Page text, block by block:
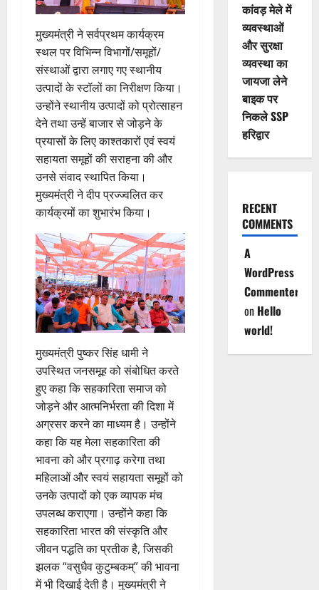
मुख्यमंत्री ने सर्वप्रथम कार्यक्रम
स्थल पर विभिन्न विभागों/समूहों/
संस्थाओं द्वारा लगाए गए स्थानीय
उत्पादों के स्टॉलों का निरीक्षण किया।
उन्होंने स्थानीय उत्पादों को प्रोत्साहन
देने तथा उन्हें बाजार से जोड़ने के
प्रयासों के लिए काश्तकारों एवं स्वयं
सहायता समूहों की सराहना की और
उनसे संवाद स्थापित किया।
मुख्यमंत्री ने दीप प्रज्ज्वलित कर
कार्यक्रमों का शुभारंभ किया।
मुख्यमंत्री पुष्कर सिंह धामी ने
उपस्थित जनसमूह को संबोधित करते
हुए कहा कि सहकारिता समाज को
जोड़ने और आत्मनिर्भरता की दिशा में
अग्रसर करने का माध्यम है। उन्होंने
कहा कि यह मेला सहकारिता की
भावना को और प्रगाढ़ करेगा तथा
महिलाओं और स्वयं सहायता समूहों को
उनके उत्पादों को एक व्यापक मंच
उपलब्ध कराएगा। उन्होंने कहा कि
सहकारिता भारत की संस्कृति और
जीवन पद्धति का प्रतीक है, जिसकी
झलक “वसुधैव कुटुम्बकम्” की भावना
में भी दिखाई देती है। मुख्यमंत्री ने
कांवड़ मेले में
व्यवस्थाओं
और सुरक्षा
व्यवस्था का
जायजा लेने
बाइक पर
निकले SSP
हरिद्वार
RECENT
COMMENTS
A
WordPress
Commenter
on Hello
world!